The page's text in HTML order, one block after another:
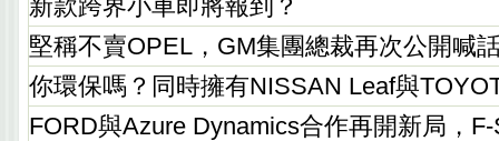
新款跨界小車即將報到？
堅稱不賣OPEL，GM集團總裁再次公開喊
你環保嗎？同時擁有NISSAN Leaf與
FORD與Azure Dynamics合作再開新局，